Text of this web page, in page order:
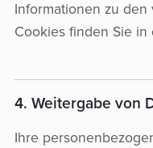
Informationen zu
Cookies finden Sie
4. Weitergabe von
Ihre